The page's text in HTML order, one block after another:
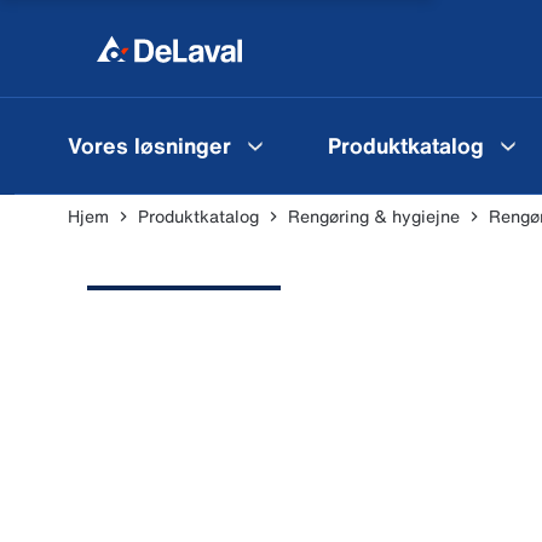
Vores løsninger Produktkatalog
Hjem Produktkatalog Rengøring & hygiejne